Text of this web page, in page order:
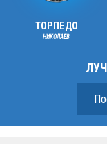
ТОРПЕДО
НИКОЛАЕВ